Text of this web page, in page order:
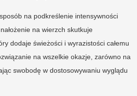
na podkreślenie intensywności
na wierzch skutkuje
dodaje świeżości i wyrazistości całemu
na wszelkie okazje, zarówno na
swobodę w dostosowywaniu wyglądu